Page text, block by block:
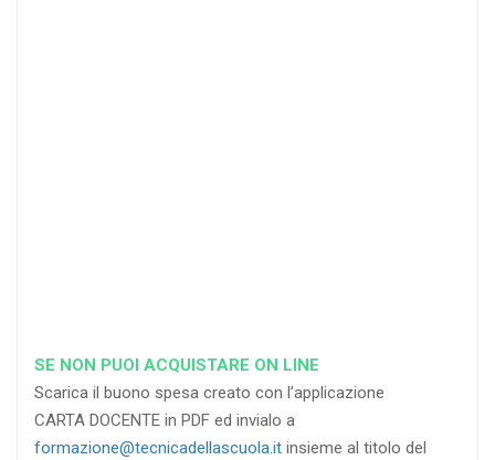
SE NON PUOI ACQUISTARE ON LINE
Scarica il buono spesa creato con l’applicazione
CARTA DOCENTE in PDF ed invialo a
formazione@tecnicadellascuola.it insieme al titolo del